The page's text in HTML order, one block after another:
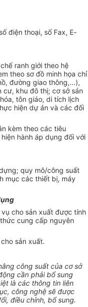
điện thoại, số Fax, E-
ranh giới theo hệ
theo sơ đồ minh họa chỉ
đường giao thông,…),
khu đô thị; cơ sở sản
tôn giáo, di tích lịch
hiện dự án và các đối
kèm theo các tiêu
hành áp dụng đối với
quy mô/công suất
mục các thiết bị, máy
cho sản xuất được tính
cung cấp nguyên
sản xuất.
công suất của cơ sở
cần phải bổ sung
là các thông tin liên
công nghệ sẽ được
điều chỉnh, bổ sung.